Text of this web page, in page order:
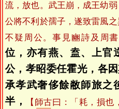
流，放也。武王崩，成王幼
公將不利於孺子，遂致雷風
不疑周公。事見豳詩及周書
位，亦有燕、盍、上官
公，孝昭委任霍光，各
承孝武奢侈餘敝師旅之
半，
【 師古曰：「耗，損也